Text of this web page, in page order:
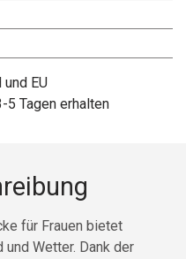
EU
5 Tagen erhalten
für Frauen bietet
und Wetter. Dank der